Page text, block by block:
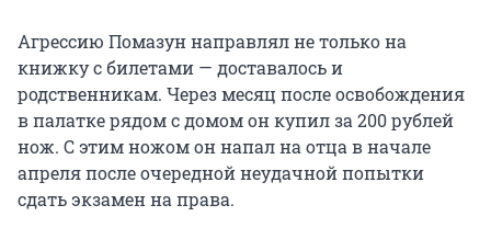
Агрессию Помазун направлял не только на
книжку с билетами — доставалось и
родственникам. Через месяц после освобождения
в палатке рядом с домом он купил за 200 рублей
нож. С этим ножом он напал на отца в начале
апреля после очередной неудачной попытки
сдать экзамен на права.